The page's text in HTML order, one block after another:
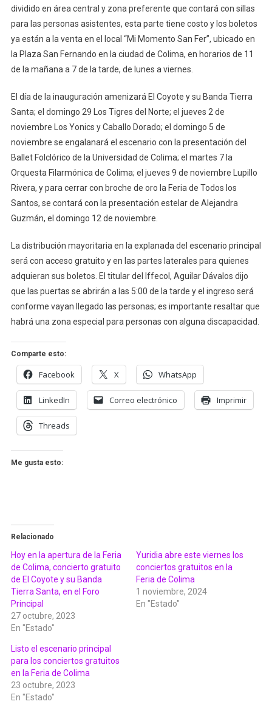
De
Colima;
Habrá
dividido en área central y zona preferente que contará con sillas
para las personas asistentes, esta parte tiene costo y los boletos
ya están a la venta en el local “Mi Momento San Fer”, ubicado en
la Plaza San Fernando en la ciudad de Colima, en horarios de 11
de la mañana a 7 de la tarde, de lunes a viernes.
El día de la inauguración amenizará El Coyote y su Banda Tierra
Santa; el domingo 29 Los Tigres del Norte; el jueves 2 de
noviembre Los Yonics y Caballo Dorado; el domingo 5 de
noviembre se engalanará el escenario con la presentación del
Ballet Folclórico de la Universidad de Colima; el martes 7 la
Orquesta Filarmónica de Colima; el jueves 9 de noviembre Lupillo
Rivera, y para cerrar con broche de oro la Feria de Todos los
Santos, se contará con la presentación estelar de Alejandra
Guzmán, el domingo 12 de noviembre.
La distribución mayoritaria en la explanada del escenario principal
será con acceso gratuito y en las partes laterales para quienes
adquieran sus boletos. El titular del Iffecol, Aguilar Dávalos dijo
que las puertas se abrirán a las 5:00 de la tarde y el ingreso será
conforme vayan llegado las personas; es importante resaltar que
habrá una zona especial para personas con alguna discapacidad.
Comparte esto:
Facebook X WhatsApp
LinkedIn Correo electrónico Imprimir
Threads
Me gusta esto:
Relacionado
Hoy en la apertura de la Feria
de Colima, concierto gratuito
de El Coyote y su Banda
Tierra Santa, en el Foro
Principal
27 octubre, 2023
En "Estado"
Yuridia abre este viernes los
conciertos gratuitos en la
Feria de Colima
1 noviembre, 2024
En "Estado"
Listo el escenario principal
para los conciertos gratuitos
en la Feria de Colima
23 octubre, 2023
En "Estado"